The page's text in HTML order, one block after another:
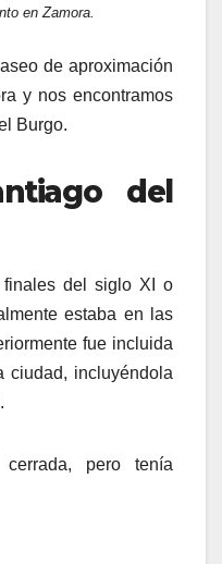
en Zamora.
de aproximación
y nos encontramos
Burgo.
del
del siglo XI o
estaba en las
fue incluida
ciudad, incluyéndola
cerrada, pero tenía